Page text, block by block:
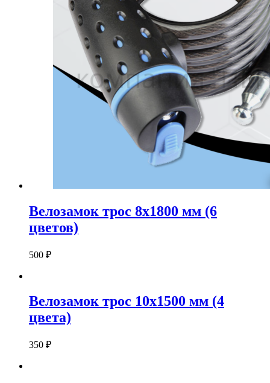
Велозамок трос 8х1800 мм (6
цветов)
500 ₽
Велозамок трос 10х1500 мм (4
цвета)
350 ₽